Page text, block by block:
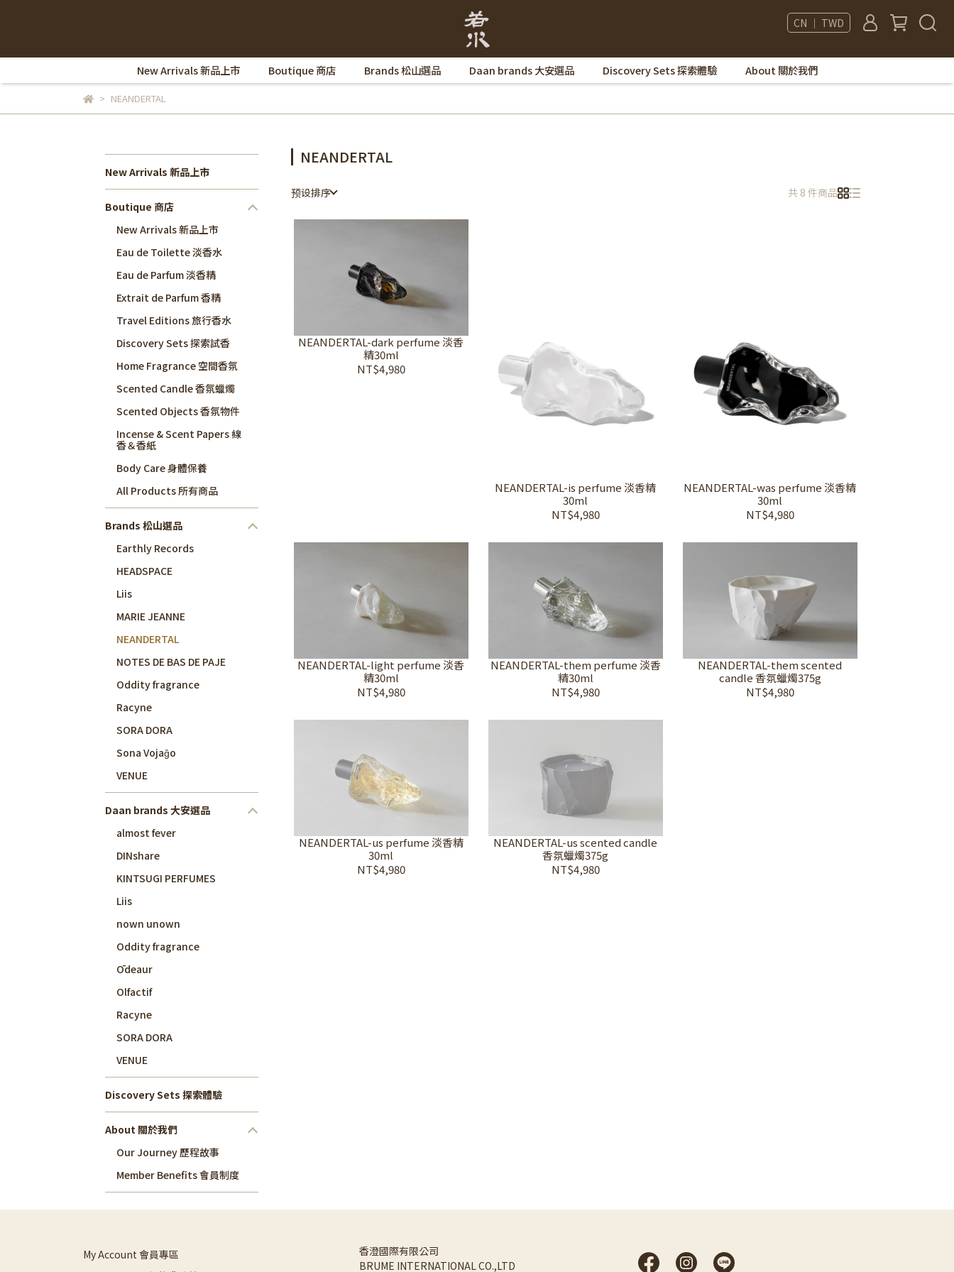
CN ｜ TWD
New Arrivals 新品上市 Boutique 商店 Brands 松山選品 Daan brands 大安選品 Discovery Sets 探索體驗 About 關於我們
NEANDERTAL
New Arrivals 新品上市
Boutique 商店
New Arrivals 新品上市
Eau de Toilette 淡香水
Eau de Parfum 淡香精
Extrait de Parfum 香精
Travel Editions 旅行香水
Discovery Sets 探索試香
Home Fragrance 空間香氛
Scented Candle 香氛蠟燭
Scented Objects 香氛物件
Incense & Scent Papers 線
香＆香紙
Body Care 身體保養
All Products 所有商品
Brands 松山選品
Earthly Records
HEADSPACE
Liis
MARIE JEANNE
NEANDERTAL
NOTES DE BAS DE PAJE
Oddity fragrance
Racyne
SORA DORA
Sona Vojaĝo
VENUE
Daan brands 大安選品
almost fever
DINshare
KINTSUGI PERFUMES
Liis
nown unown
Oddity fragrance
Ōdeaur
Olfactif
Racyne
SORA DORA
VENUE
Discovery Sets 探索體驗
About 關於我們
Our Journey 歷程故事
Member Benefits 會員制度
NEANDERTAL
预设排序 共 8 件商品
NEANDERTAL-dark perfume 淡香
精30ml
NT$4,980
NEANDERTAL-is perfume 淡香精
30ml
NT$4,980
NEANDERTAL-was perfume 淡香精
30ml
NT$4,980
NEANDERTAL-light perfume 淡香
精30ml
NT$4,980
NEANDERTAL-them perfume 淡香
精30ml
NT$4,980
NEANDERTAL-them scented
candle 香氛蠟燭375g
NT$4,980
NEANDERTAL-us perfume 淡香精
30ml
NT$4,980
NEANDERTAL-us scented candle
香氛蠟燭375g
NT$4,980
My Account 會員專區
香澄國際有限公司
BRUME INTERNATIONAL CO.,LTD